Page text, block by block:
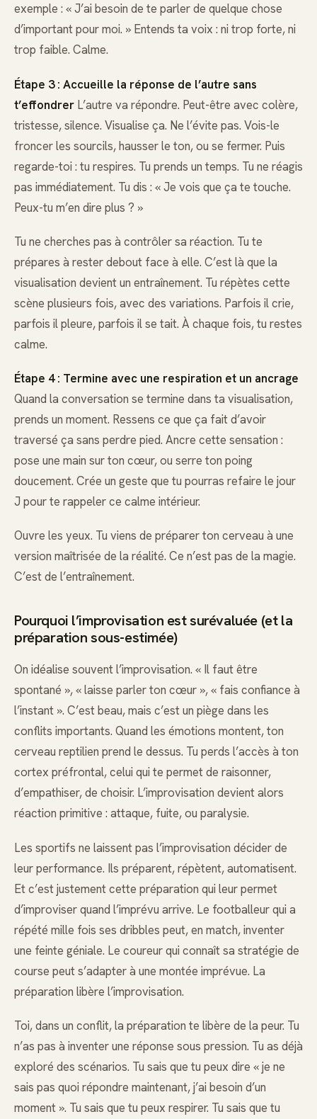
exemple : « J’ai besoin de te parler de quelque chose
d’important pour moi. » Entends ta voix : ni trop forte, ni
trop faible. Calme.
Étape 3 : Accueille la réponse de l’autre sans
t’effondrer L’autre va répondre. Peut-être avec colère,
tristesse, silence. Visualise ça. Ne l’évite pas. Vois-le
froncer les sourcils, hausser le ton, ou se fermer. Puis
regarde-toi : tu respires. Tu prends un temps. Tu ne réagis
pas immédiatement. Tu dis : « Je vois que ça te touche.
Peux-tu m’en dire plus ? »
Tu ne cherches pas à contrôler sa réaction. Tu te
prépares à rester debout face à elle. C’est là que la
visualisation devient un entraînement. Tu répètes cette
scène plusieurs fois, avec des variations. Parfois il crie,
parfois il pleure, parfois il se tait. À chaque fois, tu restes
calme.
Étape 4 : Termine avec une respiration et un ancrage
Quand la conversation se termine dans ta visualisation,
prends un moment. Ressens ce que ça fait d’avoir
traversé ça sans perdre pied. Ancre cette sensation :
pose une main sur ton cœur, ou serre ton poing
doucement. Crée un geste que tu pourras refaire le jour
J pour te rappeler ce calme intérieur.
Ouvre les yeux. Tu viens de préparer ton cerveau à une
version maîtrisée de la réalité. Ce n’est pas de la magie.
C’est de l’entraînement.
Pourquoi l’improvisation est surévaluée (et la
préparation sous-estimée)
On idéalise souvent l’improvisation. « Il faut être
spontané », « laisse parler ton cœur », « fais confiance à
l’instant ». C’est beau, mais c’est un piège dans les
conflits importants. Quand les émotions montent, ton
cerveau reptilien prend le dessus. Tu perds l’accès à ton
cortex préfrontal, celui qui te permet de raisonner,
d’empathiser, de choisir. L’improvisation devient alors
réaction primitive : attaque, fuite, ou paralysie.
Les sportifs ne laissent pas l’improvisation décider de
leur performance. Ils préparent, répètent, automatisent.
Et c’est justement cette préparation qui leur permet
d’improviser quand l’imprévu arrive. Le footballeur qui a
répété mille fois ses dribbles peut, en match, inventer
une feinte géniale. Le coureur qui connaît sa stratégie de
course peut s’adapter à une montée imprévue. La
préparation libère l’improvisation.
Toi, dans un conflit, la préparation te libère de la peur. Tu
n’as pas à inventer une réponse sous pression. Tu as déjà
exploré des scénarios. Tu sais que tu peux dire « je ne
sais pas quoi répondre maintenant, j’ai besoin d’un
moment ». Tu sais que tu peux respirer. Tu sais que tu